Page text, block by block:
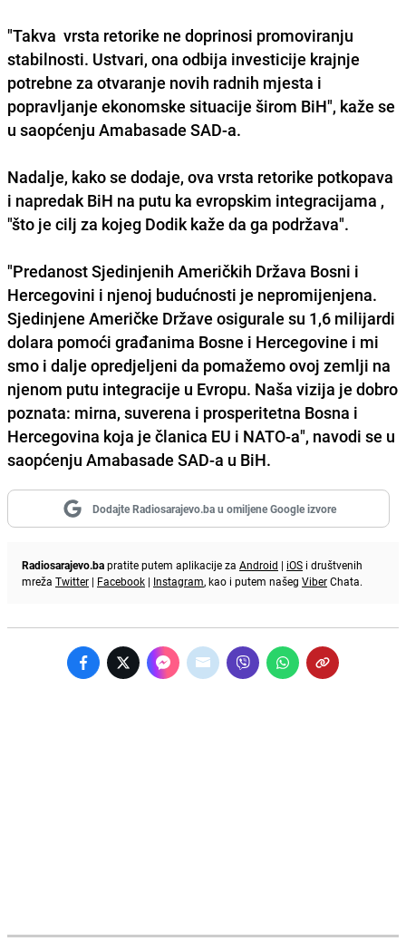
"Takva vrsta retorike ne doprinosi promoviranju
stabilnosti. Ustvari, ona odbija investicije krajnje
potrebne za otvaranje novih radnih mjesta i
popravljanje ekonomske situacije širom BiH", kaže se
u saopćenju Amabasade SAD-a.
Nadalje, kako se dodaje, ova vrsta retorike potkopava
i napredak BiH na putu ka evropskim integracijama ,
"što je cilj za kojeg Dodik kaže da ga podržava".
"Predanost Sjedinjenih Američkih Država Bosni i
Hercegovini i njenoj budućnosti je nepromijenjena.
Sjedinjene Američke Države osigurale su 1,6 milijardi
dolara pomoći građanima Bosne i Hercegovine i mi
smo i dalje opredjeljeni da pomažemo ovoj zemlji na
njenom putu integracije u Evropu. Naša vizija je dobro
poznata: mirna, suverena i prosperitetna Bosna i
Hercegovina koja je članica EU i NATO-a", navodi se u
saopćenju Amabasade SAD-a u BiH.
Dodajte Radiosarajevo.ba u omiljene Google izvore
Radiosarajevo.bapratite putem aplikacije za Android | iOS i društvenih
mreža Twitter | Facebook | Instagram, kao i putem našeg ViberChata.